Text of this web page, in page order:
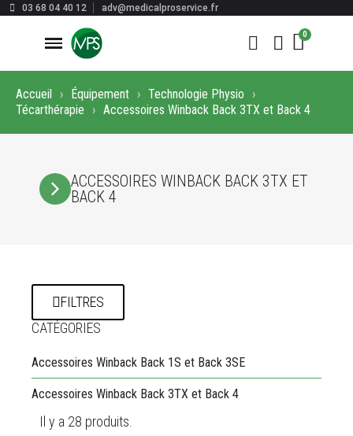
03 68 04 40 12 adv@medicalproservice.fr
Accueil Équipement
Technologie Physio
Técarthérapie
Accessoires Winback Back 3TX et Back 4
ACCESSOIRES WINBACK BACK 3TX ET
BACK 4
FILTRES
CATÉGORIES
Accessoires Winback Back 1S et Back 3SE
Accessoires Winback Back 3TX et Back 4
Il y a 28 produits.